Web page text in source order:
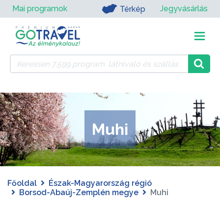
Mai programok Térkép Jegyvásárlás
Muhi
Főoldal
Észak-Magyarország régió
Borsod-Abaúj-Zemplén megye
Muhi